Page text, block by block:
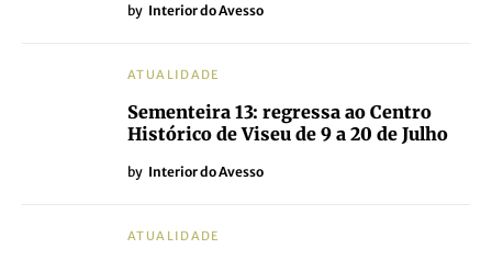
by Interior do Avesso
ATUALIDADE
Sementeira 13: regressa ao Centro
Histórico de Viseu de 9 a 20 de Julho
by Interior do Avesso
ATUALIDADE